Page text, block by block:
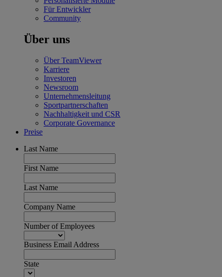
Für Entwickler
Community
Über uns
Über TeamViewer
Karriere
Investoren
Newsroom
Unternehmensleitung
Sportpartnerschaften
Nachhaltigkeit und CSR
Corporate Governance
Preise
Last Name
First Name
Last Name
Company Name
Number of Employees
Business Email Address
State